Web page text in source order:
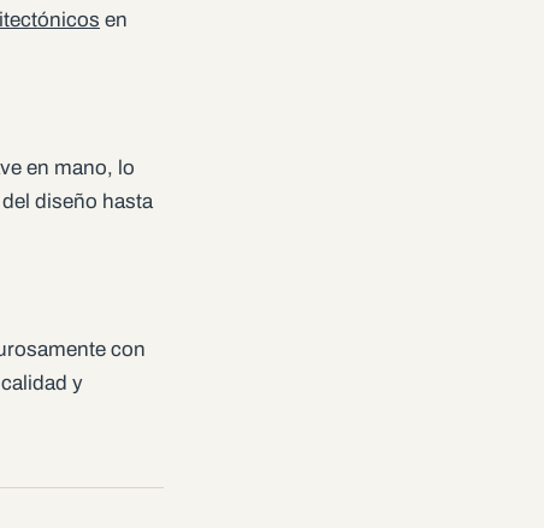
en
en mano, lo
diseño hasta
con
y